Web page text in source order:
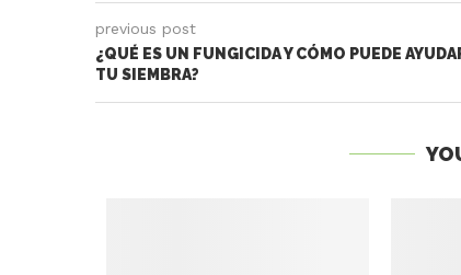
previous post
¿QUÉ ES UN FUNGICIDA Y CÓMO PUEDE
TU SIEMBRA?